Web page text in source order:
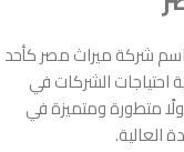
اسم شركة ميراث مصر كأحد
احتياجات الشركات في
متطورة ومتميزة في
العالية.